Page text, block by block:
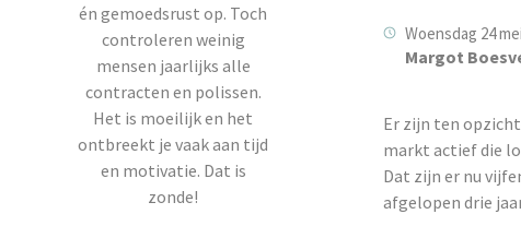
én gemoedsrust op. Toch
controleren weinig
mensen jaarlijks alle
contracten en polissen.
Het is moeilijk en het
ontbreekt je vaak aan tijd
en motivatie. Dat is
zonde!
Woensdag 24
Margot
Er zijn ten
markt actief die
Dat zijn er nu
afgelopen drie